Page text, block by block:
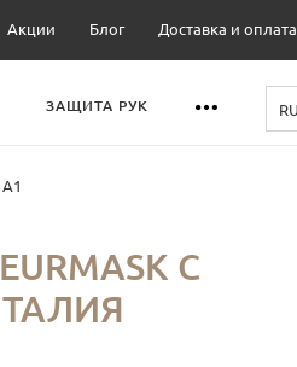
Акции Блог Доставка и оплата
ЗАЩИТА РУК
А1
С